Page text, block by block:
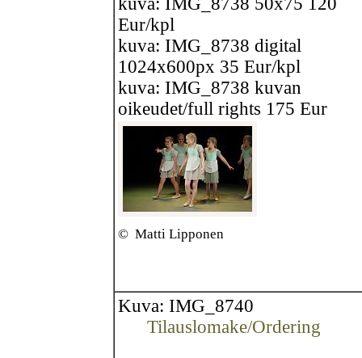
Eur/kpl
kuva: IMG_8738 digital
1024x600px 35 Eur/kpl
kuva: IMG_8738 kuvan
oikeudet/full rights 175 Eur
© Matti Lipponen
Kuva: IMG_8740
Tilauslomake/Ordering